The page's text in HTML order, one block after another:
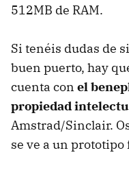
512MB de RAM.
Si tenéis dudas de
buen puerto, hay
cuenta con el
propiedad
Amstrad/Sinclair.
se ve a un